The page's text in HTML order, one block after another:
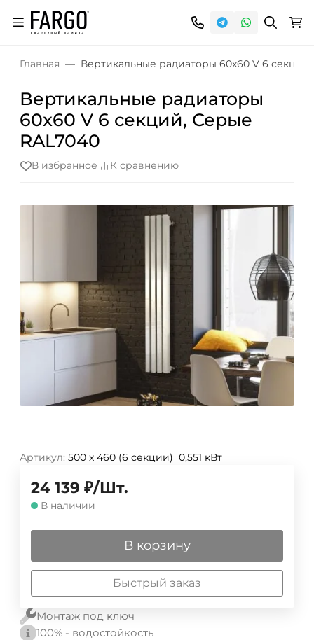
Главная Вертикальные радиаторы 60x60 V 6
Вертикальные радиаторы
60x60 V 6 секций, Серые
RAL7040
В избранное К сравнению
Артикул: 500 х 460 (6 секции) 0,551 кВт
24 139 ₽/Шт.
В наличии
В корзину
Быстрый заказ
Монтаж под ключ
100% - водостойкость